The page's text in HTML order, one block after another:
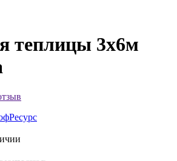
теплицы 3х6м